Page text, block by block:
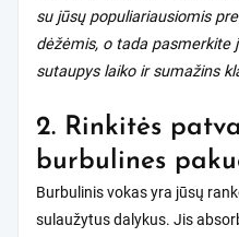
su jūsų populiariausiomis
dėžėmis, o tada
sutaupys laiko ir sumažins
2. Rinkitės
burbulines
Burbulinis vokas yra jūsų
sulaužytus dalykus. Jis